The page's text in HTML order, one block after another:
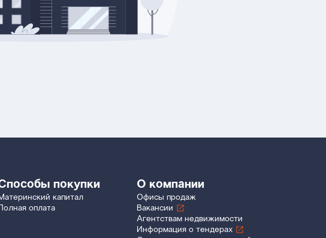
покупки
капитал
Полная оплата
О компании
Офисы продаж
Вакансии
Агентствам недвижимости
Информация о тендерах